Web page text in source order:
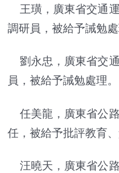
王璜，廣東省交通
調研員，被給予誡勉處
劉永忠，廣東省交
員，被給予誡勉處理。
任美龍，廣東省公
任，被給予批評教育
汪曉天，廣東省公